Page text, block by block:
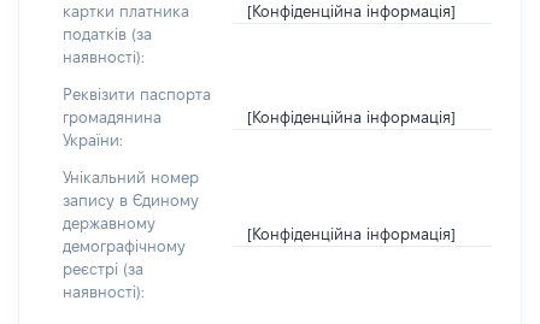
картки платника
податків (за
наявності):
[Конфіденційна інформація]
Реквізити паспорта
громадянина
України:
[Конфіденційна інформація]
Унікальний номер
запису в Єдиному
державному
демографічному
реєстрі (за
наявності):
[Конфіденційна інформація]